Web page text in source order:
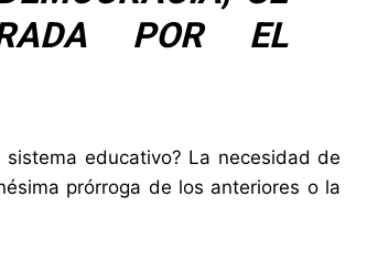
POR EL
educativo? La necesidad de
prórroga de los anteriores o la